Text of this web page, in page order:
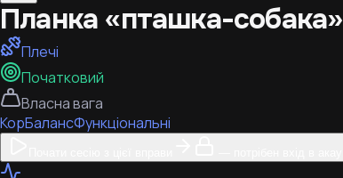
Планка «пташка-собака»
Плечі
Початковий
Власна вага
КорБалансФункціональні